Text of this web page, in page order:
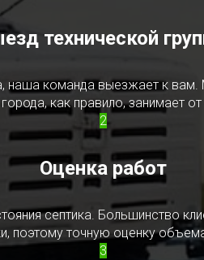
технической
команда выезжает к
как правило, занимает
2
Оценка работ
септика. Большинство
поэтому точную оценку
3